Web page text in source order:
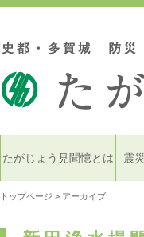
たがじょう見聞憶とは 震
トップページ > アーカイブ